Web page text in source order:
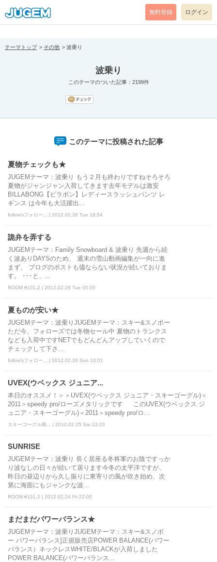
[pear_error: message="Success" code=0 mode=return level=notice
prefix="" info=""]
無料登録 ログイン
テーマトップ その他 波乗り
波乗り
このテーマのついた記事：2199件
このテーマに投稿された記事
夏物チェックも★
JUGEMテーマ：波乗り もう２月も終わりですねそろそろ
夏物がジャンジャン入荷してきます去年モデルは激安
BILLABONG【ビラボン】レディースラッシュパンツ レ
ギンス は今年も大活躍出...
follow'sフォロー... | 2012.02.28 Tue 18:54
詭弁を弄する
JUGEMテーマ：Family Snowboard & 波乗り 先週から続
く波ありDAYSのため、 週末の雪山動画編集が一向に進
まず、 ブログのポストも儘ならない状況が続いておりま
す。 ･･･と、...
ROOM #101.2 | 2012.02.28 Tue 05:05
夏ものが安い★
JUGEMテーマ：波乗りJUGEMテーマ：スキー&スノボー
ただ今、フォローズでは冬物セール中 夏物のトランクス
なども入荷中ですNETでもどんどんアップしていくので
チェックして下さ...
follow'sフォロー... | 2012.02.26 Sun 10:01
UVEX(ウベックス ジュニア...
本日のオススメ！＞＞UVEX(ウベックス ジュニア・スキーゴーグル)＜
2011＞speedy pro/ローズメタリックです このUVEX(ウベックス ジ
ュニア・スキーゴーグル)＜2011＞speedy pro/ロ...
スキーゴーグル格... | 2012.02.25 Sat 22:23
SUNRISE
JUGEMテーマ：波乗り 長く居座る冬将軍のお陰ですっか
り波なしの日々が続いて居ります今冬の太平洋ですが、
昨日の昼辺りから久し振りに東寄りの風が吹き始め、次
第に海面にもジャンクな波...
ROOM #101.2 | 2012.02.24 Fri 22:00
まだまだパワーバランス★
JUGEMテーマ：波乗りJUGEMテーマ：スキー&スノボ
ー パワーバランス]正規販売店POWER BALANCE(パワー
バランス）ネックレスWHITE/BLACKが入荷しました
POWER BALANCE(パワーバランス...